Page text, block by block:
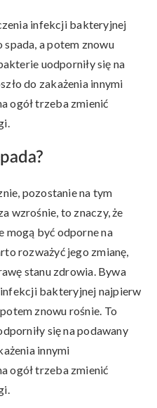
infekcji bakteryjnej
spada, a potem znowu
uodporniły się na
do zakażenia innymi
ogół trzeba zmienić
pozostanie na tym
wzrośnie, to znaczy, że
być odporne na
rozważyć jego zmianę,
stanu zdrowia. Bywa
bakteryjnej najpierw
znowu rośnie. To
się na podawany
innymi
ogół trzeba zmienić